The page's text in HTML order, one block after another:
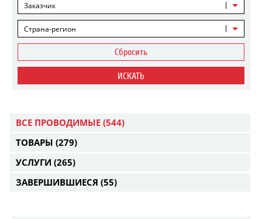
Заказчик
Страна-регион
Сбросить
ИСКАТЬ
ВСЕ ПРОВОДИМЫЕ (544)
ТОВАРЫ (279)
УСЛУГИ (265)
ЗАВЕРШИВШИЕСЯ (55)